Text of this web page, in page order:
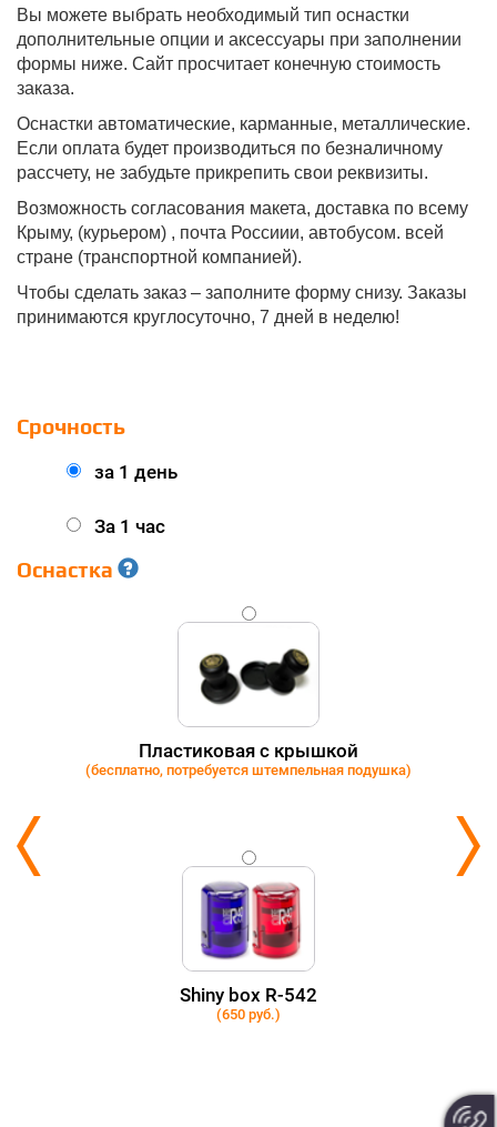
Вы можете выбрать необходимый тип оснастки
дополнительные опции и аксессуары при заполнении
формы ниже. Сайт просчитает конечную стоимость
заказа.
Оснастки автоматические, карманные, металлические.
Если оплата будет производиться по безналичному
рассчету, не забудьте прикрепить свои реквизиты.
Возможность согласования макета, доставка по всему
Крыму, (курьером) , почта Россиии, автобусом. всей
стране (транспортной компанией).
Чтобы сделать заказ – заполните форму снизу. Заказы
принимаются круглосуточно, 7 дней в неделю!
Срочность
за 1 день
За 1 час
Оснастка
Пластиковая с крышкой
(бесплатно, потребуется штемпельная подушка)
Shiny box R-542
(650 руб.)